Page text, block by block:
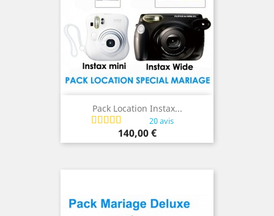
Pack Location Instax...
20 avis
Prix
140,00 €